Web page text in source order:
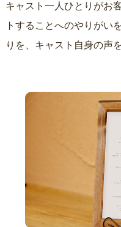
キャスト一人ひとりがお
トすることへのやりがい
りを、キャスト自身の声